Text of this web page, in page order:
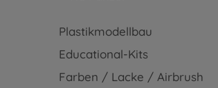
Plastikmodellbau
Educational-Kits
Farben / Lacke / Airbrush